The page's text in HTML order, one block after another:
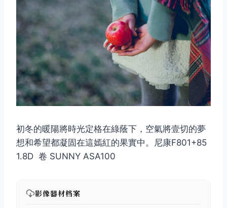
初冬的暖陽將時光定格在綠蔭下，空氣將壹切的夢
想和希望都凝固在這嫣紅的果實中。尼康F801+85
1.8D 卷 SUNNY ASA100
影像器材档案